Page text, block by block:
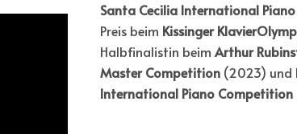
Santa Cecilia International
Preis beim Kissinger KlavierOlymp
Halbfinalistin beim Arthur
Master Competition (2023) und
International Piano Competition